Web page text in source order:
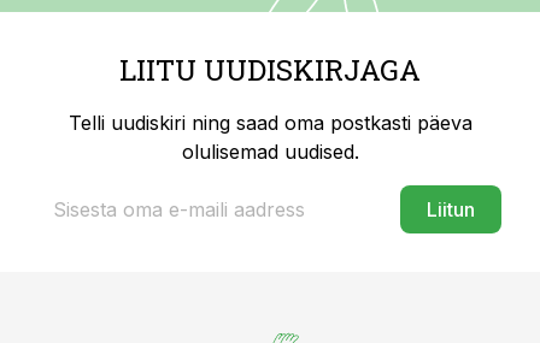
LIITU UUDISKIRJAGA
Telli uudiskiri ning saad oma postkasti päeva
olulisemad uudised.
Liitun